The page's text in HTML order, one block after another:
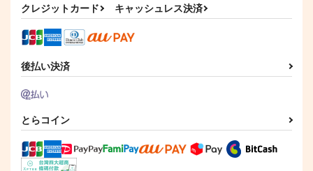
君の○○を教えて
944円（税込）
スタンリー×Dr.XENO
サンプル
作品詳細
ちびフロイラストレー
ションブック3
EGOISM.
に
ロー×ルフィ
クレジットカード キャッシュレス決済
後払い決済
とらコイン